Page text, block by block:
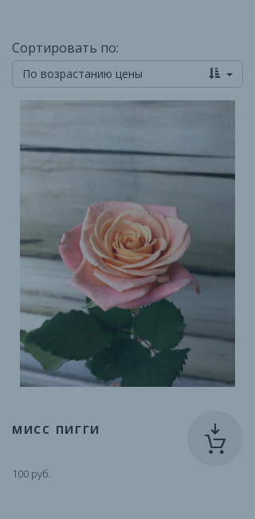
Сортировать по:
По возрастанию цены
МИСС ПИГГИ
100 руб.